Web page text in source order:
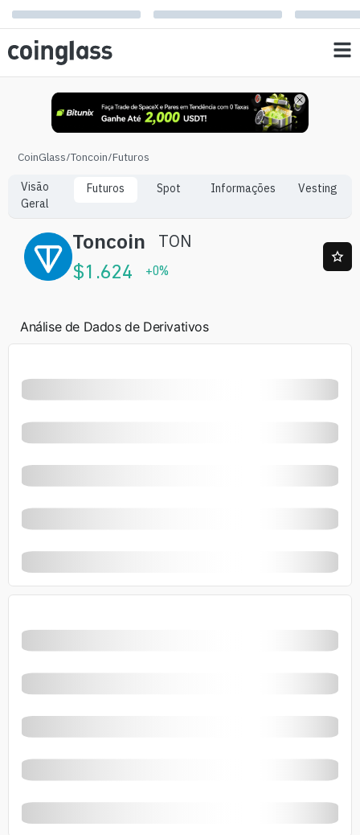
CoinGlass/Toncoin/Futuros
Visão
Geral
Futuros Spot Informações Vesting
Toncoin TON
$1.624 +0%
Análise de Dados de Derivativos